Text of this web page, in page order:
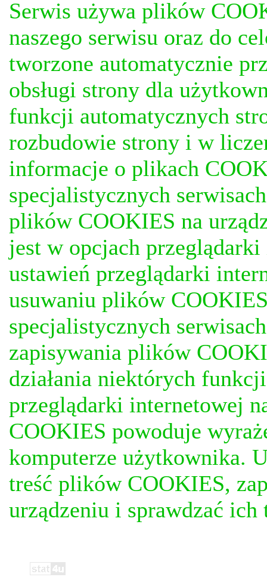
Serwis używa plików
naszego serwisu oraz do
tworzone automatycznie
obsługi strony dla
funkcji automatycznych
rozbudowie strony i w
informacje o plikach
specjalistycznych
plików COOKIES na
jest w opcjach
ustawień przeglądarki
usuwaniu plików
specjalistycznych
zapisywania plików
działania niektórych
przeglądarki internetowej
COOKIES powoduje
komputerze użytkownika.
treść plików COOKIES,
urządzeniu i sprawdzać ich